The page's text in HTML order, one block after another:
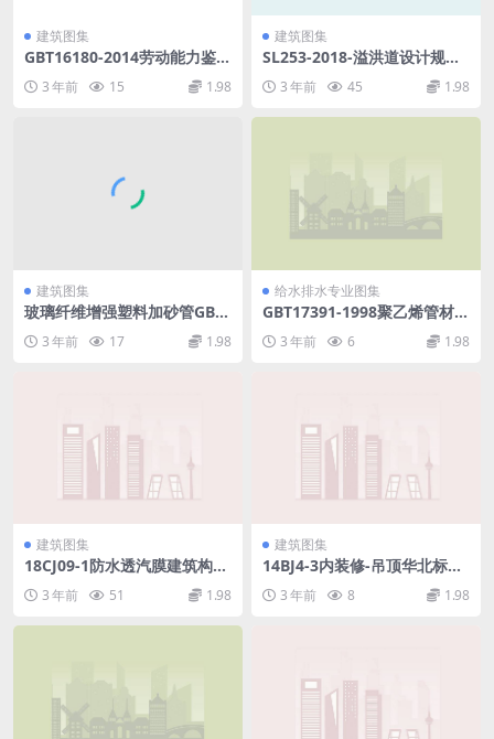
建筑图集
GBT16180-2014劳动能力鉴定
职工工伤与职业病致残等级.p
df 3 年前 15 1.98
建筑图集
SL253-2018-溢洪道设计规范.
3 年前 45 1.98
建筑图集
玻璃纤维增强塑料加砂管GBT
3 年前 17 1.98
给水排水专业图集
GBT17391-1998聚乙烯管材与
3 年前 6 1.98
建筑图集
18CJ09-1防水透汽膜建筑构
造-特卫强防水透汽膜、隔汽
膜.pdf
3 年前 51 1.98
建筑图集
14BJ4-3内装修-吊顶华北标准
图集(15.61MB)aa90824efa4
381a0.pdf
3 年前 8 1.98